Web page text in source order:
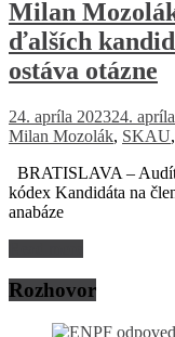
Milan
ďalších
ostáva otázne
24. apríla 202324.
Milan Mozolák, SKAU,
BRATISLAVA –
kódex Kandidáta na
anabáze
Rozhovor